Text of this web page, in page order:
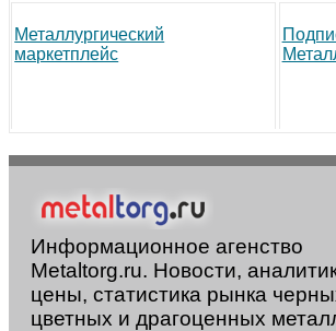
Металлургический
маркетплейс
Информационное агенство
Metaltorg.ru. Новости,
цены, статистика рынка
цветных и драгоценных